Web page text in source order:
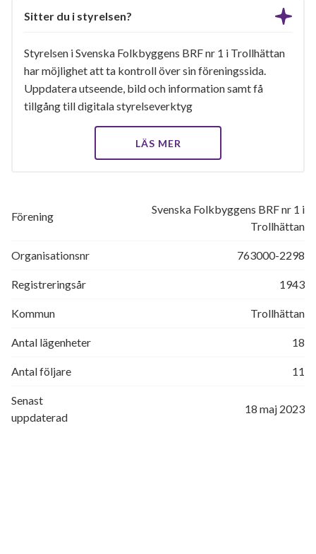
Sitter du i styrelsen?
Styrelsen i Svenska Folkbyggens BRF nr 1 i Trollhättan
har möjlighet att ta kontroll över sin föreningssida.
Uppdatera utseende, bild och information samt få
tillgång till digitala styrelseverktyg
LÄS MER
Förening
Svenska Folkbyggens BRF nr 1 i
Trollhättan
Organisationsnr 763000-2298
Registreringsår 1943
Kommun Trollhättan
Antal lägenheter 18
Antal följare 11
Senast
uppdaterad
18 maj 2023